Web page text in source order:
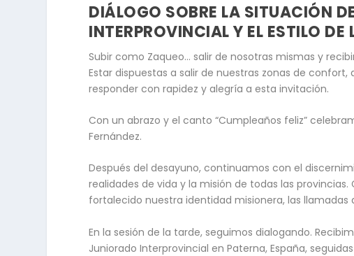
DIÁLOGO SOBRE LA SITUACIÓN
INTERPROVINCIAL Y EL ESTILO
Subir como Zaqueo… salir de nosotras mismas y
Estar dispuestas a salir de nuestras zonas de
responder con rapidez y alegría a esta invitación.
Con un abrazo y el canto “Cumpleaños feliz”
Fernández.
Después del desayuno, continuamos con el
realidades de vida y la misión de todas las
fortalecido nuestra identidad misionera, las
En la sesión de la tarde, seguimos dialogando.
Juniorado Interprovincial en Paterna, España,